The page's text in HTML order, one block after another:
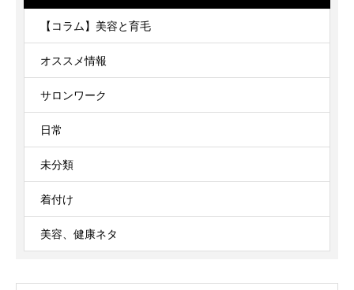
【コラム】美容と育毛
オススメ情報
サロンワーク
日常
未分類
着付け
美容、健康ネタ